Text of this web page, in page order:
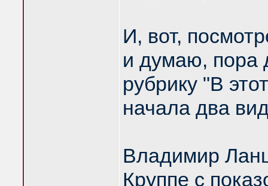
И, вот,
и думаю, пора
рубрику "В
начала два
Владимир
Круппе с